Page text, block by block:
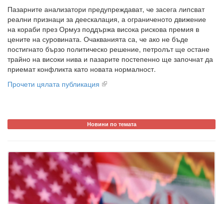
Пазарните анализатори предупреждават, че засега липсват
реални признаци за деескалация, а ограниченото движение
на кораби през Ормуз поддържа висока рискова премия в
цените на суровината. Очакванията са, че ако не бъде
постигнато бързо политическо решение, петролът ще остане
трайно на високи нива и пазарите постепенно ще започнат да
приемат конфликта като новата нормалност.
Прочети цялата публикация
Новини по темата